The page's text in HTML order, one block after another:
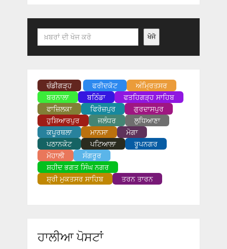
Search ਖੋਜੋ
ਚੰਡੀਗੜ੍ਹ ਫਰੀਦਕੋਟ
ਅੰਮ੍ਰਿਤਸਰ
ਬਰਨਾਲਾ
ਬਠਿੰਡਾ
ਫਤਹਿਗੜ੍ਹ ਸਾਹਿਬ
ਫਾਜ਼ਿਲਕਾ
ਫਿਰੋਜ਼ਪੁਰ
ਗੁਰਦਾਸਪੁਰ
ਹੁਸ਼ਿਆਰਪੁਰ
ਜਲੰਧਰ
ਲੁਧਿਆਣਾ
ਕਪੂਰਥਲਾ
ਮਾਨਸਾ
ਮੋਗਾ
ਪਠਾਨਕੋਟ
ਪਟਿਆਲਾ
ਰੂਪਨਗਰ
ਮੋਹਾਲੀ
ਸੰਗਰੂਰ
ਸ਼ਹੀਦ ਭਗਤ ਸਿੰਘ ਨਗਰ
ਸ਼੍ਰੀ ਮੁਕਤਸਰ ਸਾਹਿਬ
ਤਰਨ ਤਾਰਨ
ਹਾਲੀਆ ਪੋਸਟਾਂ